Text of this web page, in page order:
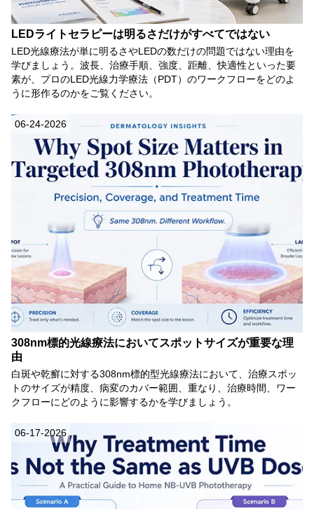
LEDライトセラピーは明るさだけがすべてではない
LED光線療法が単に明るさやLEDの数だけの問題ではない理由を
学びましょう。波長、治療手順、強度、距離、快適性といった要
素が、プロのLED光線力学療法（PDT）のワークフローをどのよ
うに形作るのかをご覧ください。
06-24-2026
308nm標的光線療法においてスポットサイズが重要な理
由
白斑や乾癬に対する308nm標的型光線療法において、治療スポッ
トのサイズが精度、病変のカバー範囲、重なり、治療時間、ワー
クフローにどのように影響するかを学びましょう。
06-17-2026